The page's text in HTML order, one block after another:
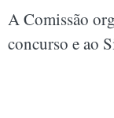
A Comissão
concurso e ao